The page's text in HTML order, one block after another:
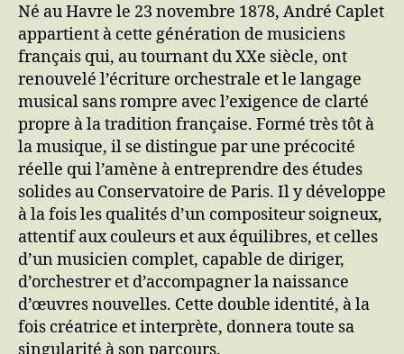
Né au Havre le 23 novembre 1878, André Caplet
appartient à cette génération de musiciens
français qui, au tournant du XXe siècle, ont
renouvelé l’écriture orchestrale et le langage
musical sans rompre avec l’exigence de clarté
propre à la tradition française. Formé très tôt à
la musique, il se distingue par une précocité
réelle qui l’amène à entreprendre des études
solides au Conservatoire de Paris. Il y développe
à la fois les qualités d’un compositeur soigneux,
attentif aux couleurs et aux équilibres, et celles
d’un musicien complet, capable de diriger,
d’orchestrer et d’accompagner la naissance
d’œuvres nouvelles. Cette double identité, à la
fois créatrice et interprète, donnera toute sa
singularité à son parcours.